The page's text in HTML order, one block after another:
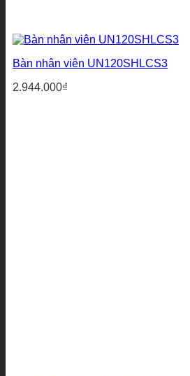
Bàn nhân viên UN120SHLCS3
2.944.000₫